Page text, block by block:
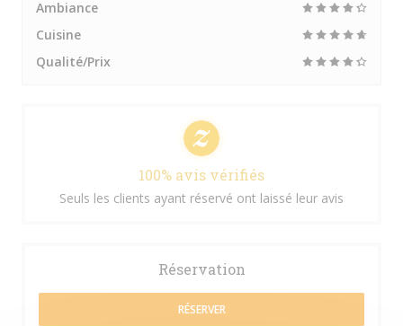
Ambiance
Cuisine
Qualité/Prix
100% avis vérifiés
Seuls les clients ayant réservé ont laissé leur avis
Réservation
RÉSERVER